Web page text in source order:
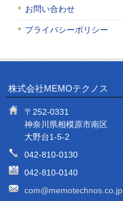
お問い合わせ
プライバシーポリシー
株式会社MEMOテクノス
〒252-0331
神奈川県相模原市南区
大野台1-5-2
042-810-0130
042-810-0140
com@memotechnos.co.jp